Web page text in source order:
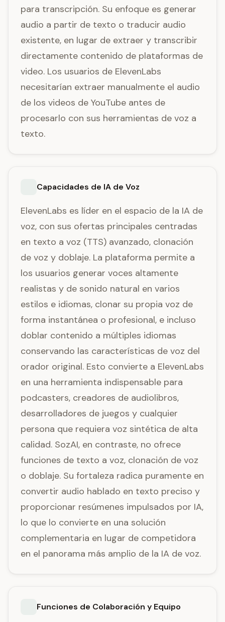
para transcripción. Su enfoque es generar
audio a partir de texto o traducir audio
existente, en lugar de extraer y transcribir
directamente contenido de plataformas de
video. Los usuarios de ElevenLabs
necesitarían extraer manualmente el audio
de los videos de YouTube antes de
procesarlo con sus herramientas de voz a
texto.
Capacidades de IA de Voz
ElevenLabs es líder en el espacio de la IA de
voz, con sus ofertas principales centradas
en texto a voz (TTS) avanzado, clonación
de voz y doblaje. La plataforma permite a
los usuarios generar voces altamente
realistas y de sonido natural en varios
estilos e idiomas, clonar su propia voz de
forma instantánea o profesional, e incluso
doblar contenido a múltiples idiomas
conservando las características de voz del
orador original. Esto convierte a ElevenLabs
en una herramienta indispensable para
podcasters, creadores de audiolibros,
desarrolladores de juegos y cualquier
persona que requiera voz sintética de alta
calidad. SozAI, en contraste, no ofrece
funciones de texto a voz, clonación de voz
o doblaje. Su fortaleza radica puramente en
convertir audio hablado en texto preciso y
proporcionar resúmenes impulsados por IA,
lo que lo convierte en una solución
complementaria en lugar de competidora
en el panorama más amplio de la IA de voz.
Funciones de Colaboración y Equipo